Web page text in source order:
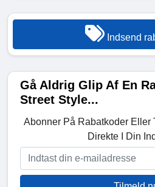
Indsend
Gå Aldrig Glip Af En
Street Style...
Abonner På Rabatkoder Eller
Direkte I Din